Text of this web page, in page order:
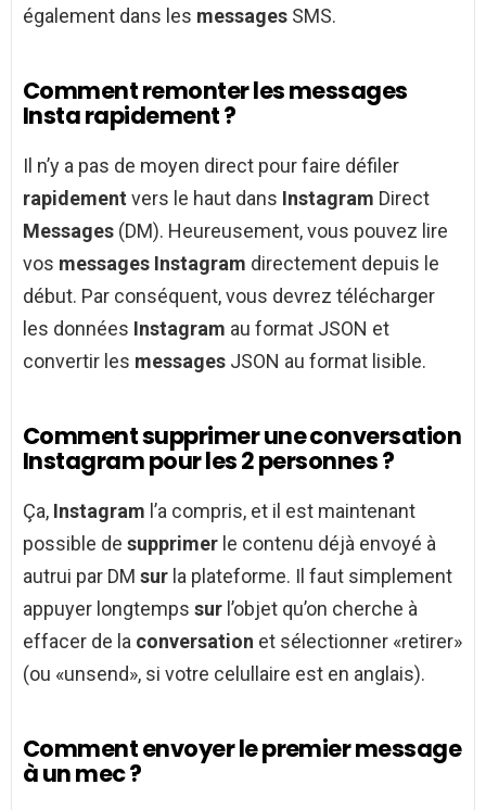
également dans les messages SMS.
Comment remonter les messages
Insta rapidement ?
Il n’y a pas de moyen direct pour faire défiler
rapidement vers le haut dans Instagram Direct
Messages (DM). Heureusement, vous pouvez lire
vos messages Instagram directement depuis le
début. Par conséquent, vous devrez télécharger
les données Instagram au format JSON et
convertir les messages JSON au format lisible.
Comment supprimer une conversation
Instagram pour les 2 personnes ?
Ça, Instagram l’a compris, et il est maintenant
possible de supprimer le contenu déjà envoyé à
autrui par DM sur la plateforme. Il faut simplement
appuyer longtemps sur l’objet qu’on cherche à
effacer de la conversation et sélectionner «retirer»
(ou «unsend», si votre celullaire est en anglais).
Comment envoyer le premier message
à un mec ?